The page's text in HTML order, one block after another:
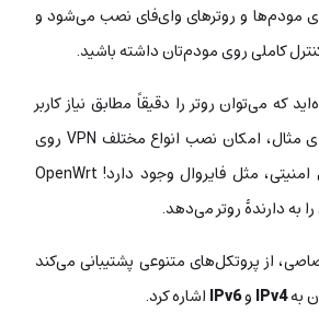
مودم‌ها و روترهای وای‌فای نصب می‌شود و
کاملی روی مودم‌تان داشته باشید.
که می‌توان روتر را دقیقاً مطابق نیاز کاربر
سفارشی‌سازی کرد؛ برای مثال، امکان نصب انواع مختلف VPN روی
آن یا برخی قابلیت‌های امنیتی، مثل فایروال وجود دارد! OpenWrt
به دارندۀ روتر می‌دهد.
از پروتکل‌های متنوعی پشتیبانی می‌کند
بهIPv4وIPv6اشاره کرد.